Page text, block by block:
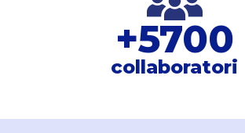
+5700
collaboratori